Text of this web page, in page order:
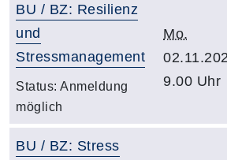
BU / BZ: Resilienz
und
Stressmanagement
Status: Anmeldung
möglich
Mo.
9.00 Uhr
BU / BZ: Stress